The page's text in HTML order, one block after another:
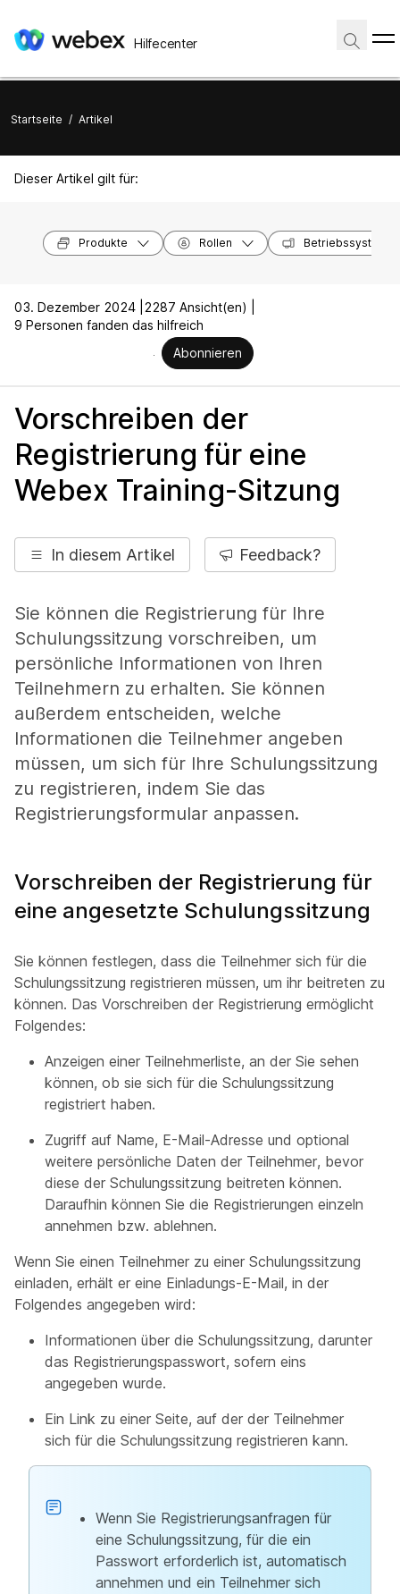
Hilfecenter
Startseite / Artikel
Dieser Artikel gilt für:
Produkte Rollen Betriebssysteme
03. Dezember 2024 |
2287 Ansicht(en) |
9 Personen fanden das hilfreich
Abonnieren
Vorschreiben der
Registrierung für eine
Webex Training-Sitzung
In diesem Artikel Feedback?
Sie können die Registrierung für Ihre
Schulungssitzung vorschreiben, um
persönliche Informationen von Ihren
Teilnehmern zu erhalten. Sie können
außerdem entscheiden, welche
Informationen die Teilnehmer angeben
müssen, um sich für Ihre Schulungssitzung
zu registrieren, indem Sie das
Registrierungsformular anpassen.
Vorschreiben der Registrierung für
eine angesetzte Schulungssitzung
Sie können festlegen, dass die Teilnehmer sich für die
Schulungssitzung registrieren müssen, um ihr beitreten zu
können. Das Vorschreiben der Registrierung ermöglicht
Folgendes:
Anzeigen einer Teilnehmerliste, an der Sie sehen
können, ob sie sich für die Schulungssitzung
registriert haben.
Zugriff auf Name, E-Mail-Adresse und optional
weitere persönliche Daten der Teilnehmer, bevor
diese der Schulungssitzung beitreten können.
Daraufhin können Sie die Registrierungen einzeln
annehmen bzw. ablehnen.
Wenn Sie einen Teilnehmer zu einer Schulungssitzung
einladen, erhält er eine Einladungs-E-Mail, in der
Folgendes angegeben wird:
Informationen über die Schulungssitzung, darunter
das Registrierungspasswort, sofern eins
angegeben wurde.
Ein Link zu einer Seite, auf der der Teilnehmer
sich für die Schulungssitzung registrieren kann.
Wenn Sie Registrierungsanfragen für
eine Schulungssitzung, für die ein
Passwort erforderlich ist, automatisch
annehmen und ein Teilnehmer sich